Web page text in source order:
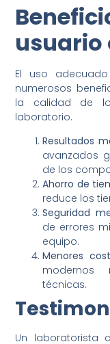
usuario
El uso
numerosos
la calidad de
laboratorio.
Resultados
avanzados
de los
Ahorro de
reduce los
Seguridad
de errores
equipo.
Menores
modernos
técnicas.
Un laboratorista